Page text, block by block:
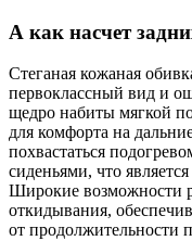
А как насчет
Стеганая кожаная
первоклассный вид и
щедро набиты мягкой
для комфорта на
похвастаться
сиденьями, что
Широкие возможности
откидывания,
от продолжительности